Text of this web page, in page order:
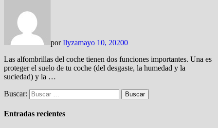
porIlyzamayo 10, 20200
Las alfombrillas del coche tienen dos funciones importantes. Una es
proteger el suelo de tu coche (del desgaste, la humedad y la
suciedad) y la …
Buscar:
Entradas recientes